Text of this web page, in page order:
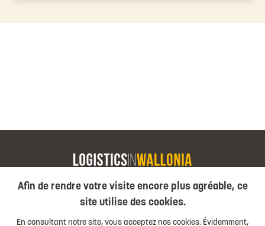
COMPARER LES PACKS
Afin de rendre votre visite encore plus agréable, ce
site utilise des cookies.
En consultant notre site, vous acceptez nos cookies. Évidemment,